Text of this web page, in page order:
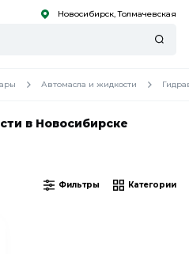
Новосибирск, Толмачевская
Автомасла и жидкости
в Новосибирске
Фильтры Категории